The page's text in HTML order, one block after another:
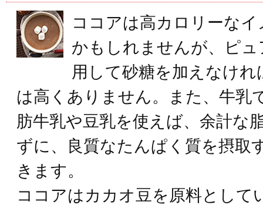
ココアは高カロリーな
かもしれませんが、ピ
用して砂糖を加えなけれ
は高くありません。また、牛乳
肪牛乳や豆乳を使えば、余計な
ずに、良質なたんぱく質を摂取
きます。
ココアはカカオ豆を原料として